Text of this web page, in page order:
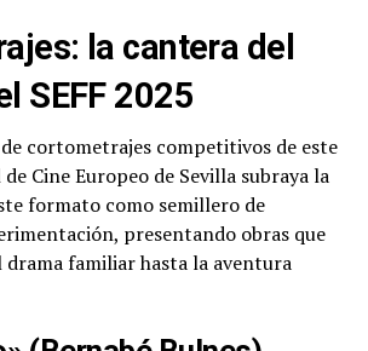
la cantera del
SEFF 2025
cortometrajes competitivos de este
Cine Europeo de Sevilla subraya la
formato como semillero de
presentando obras que
drama familiar hasta la aventura